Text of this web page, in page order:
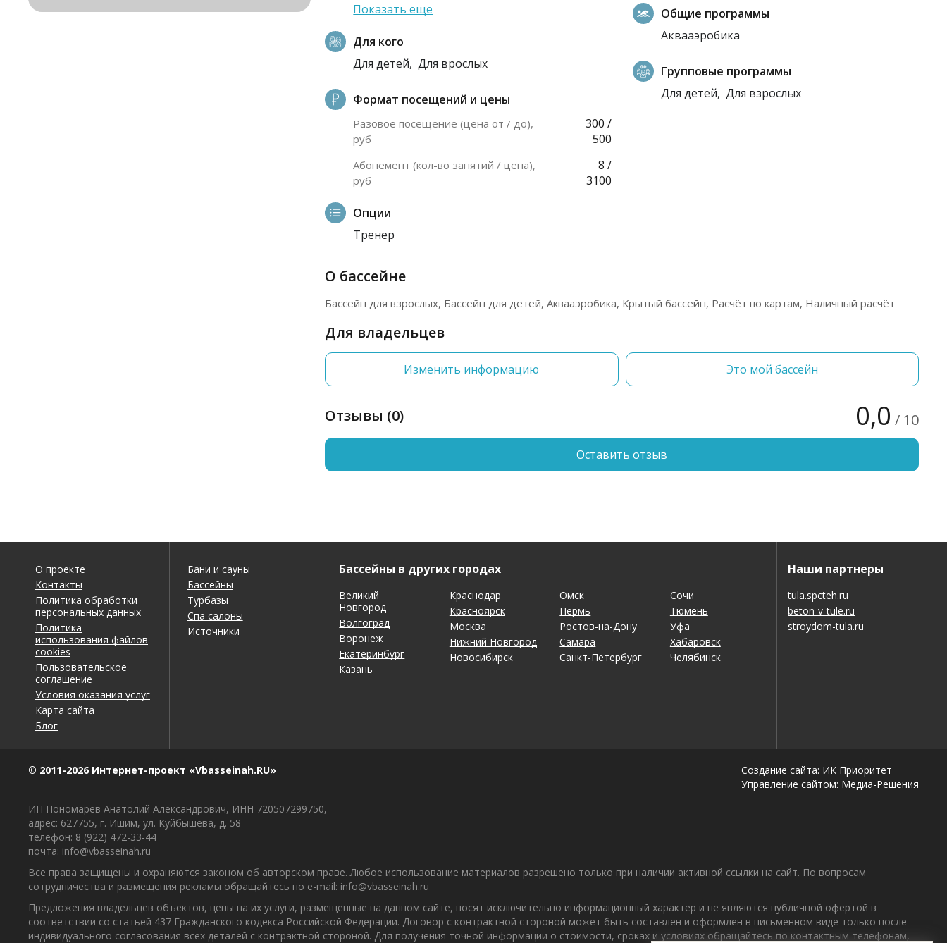
Показать еще
Для кого
Для детей, Для врослых
Формат посещений и цены
Разовое посещение (цена от / до),
руб
300 /
500
Абонемент (кол-во занятий / цена),
руб
8 /
3100
Опции
Тренер
Общие программы
Аквааэробика
Групповые программы
Для детей, Для взрослых
О бассейне
Бассейн для взрослых, Бассейн для детей, Аквааэробика, Крытый бассейн, Расчёт по картам, Наличный расчёт
Для владельцев
Изменить информацию Это мой бассейн
Отзывы (0) 0,0 / 10
Оставить отзыв
О проекте
Контакты
Политика обработки
персональных данных
Политика
использования файлов
cookies
Пользовательское
соглашение
Условия оказания услуг
Карта сайта
Блог
Бани и сауны
Бассейны
Турбазы
Спа салоны
Источники
Бассейны в других городах
Великий
Новгород
Волгоград
Воронеж
Екатеринбург
Казань
Краснодар
Красноярск
Москва
Нижний Новгород
Новосибирск
Омск
Пермь
Ростов-на-Дону
Самара
Санкт-Петербург
Сочи
Тюмень
Уфа
Хабаровск
Челябинск
Наши партнеры
tula.spcteh.ru
beton-v-tule.ru
stroydom-tula.ru
© 2011-2026 Интернет-проект «Vbasseinah.RU»
Создание сайта: ИК Приоритет
Управление сайтом: Медиа-Решения
ИП Пономарев Анатолий Александрович, ИНН 720507299750,
адрес: 627755, г. Ишим, ул. Куйбышева, д. 58
телефон: 8 (922) 472-33-44
почта: info@vbasseinah.ru
Все права защищены и охраняются законом об авторском праве. Любое использование материалов разрешено только при наличии активной ссылки на сайт. По вопросам
сотрудничества и размещения рекламы обращайтесь по e-mail: info@vbasseinah.ru
Предложения владельцев объектов, цены на их услуги, размещенные на данном сайте, носят исключительно информационный характер и не являются публичной офертой в
соответствии со статьей 437 Гражданского кодекса Российской Федерации. Договор с контрактной стороной может быть составлен и оформлен в письменном виде только после
индивидуального согласования всех деталей с контрактной стороной. Для получения точной информации о стоимости, сроках и условиях обращайтесь по контактным телефонам,